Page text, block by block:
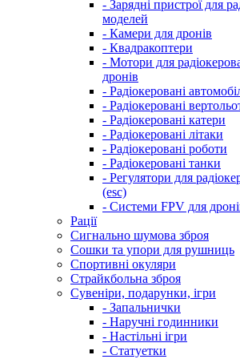
- Зарядні пристрої для
моделей
- Камери для дронів
- Квадракоптери
- Мотори для
дронів
- Радіокеровані
- Радіокеровані
- Радіокеровані катери
- Радіокеровані літаки
- Радіокеровані роботи
- Радіокеровані танки
- Регулятори для
(esc)
- Системи FPV для
Рації
Сигнально шумова зброя
Сошки та упори для рушниць
Спортивні окуляри
Страйкбольна зброя
Сувеніри, подарунки, ігри
- Запальнички
- Наручні годинники
- Настільні ігри
- Статуетки